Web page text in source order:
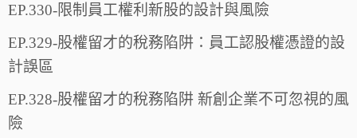
EP.330-限制員工權利新股的設計與風險
EP.329-股權留才的稅務陷阱：員工認股權憑證的設
計誤區
EP.328-股權留才的稅務陷阱 新創企業不可忽視的風
險